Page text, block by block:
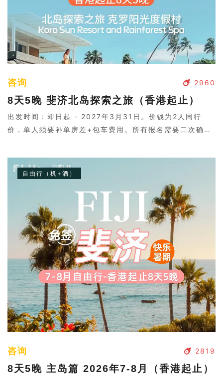
2960
咨询
8天5晚 斐济北岛探索之旅（香港起止）
出发时间：即日起 - 2027年3月31日。价钱为2人同行
价，单人须要补单房差+包车费用。所有报名需要二次确
自由行（机+酒）
2819
咨询
8天5晚 主岛篇 2026年7-8月（香港起止）